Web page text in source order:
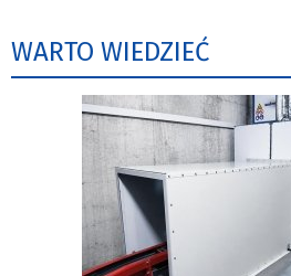
WARTO WIEDZIEĆ